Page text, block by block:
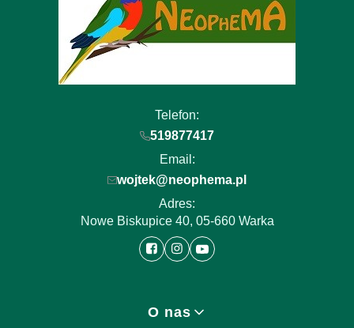
Telefon:
519877417
Email:
wojtek@neophema.pl
Adres:
Nowe Biskupice 40, 05-660 Warka
O nas